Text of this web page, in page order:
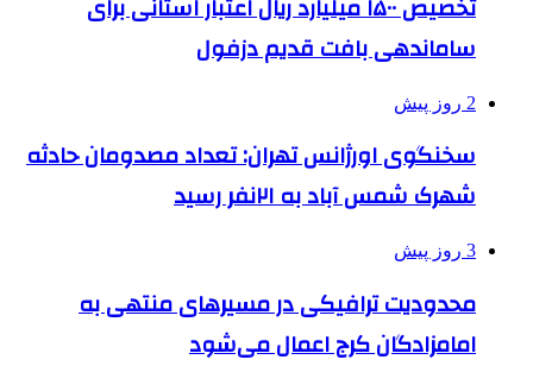
تخصیص ۱۵۰۰ میلیارد ریال اعتبار استانی برای
ساماندهی بافت قدیم دزفول
2 روز پیش
سخنگوی اورژانس تهران: تعداد مصدومان حادثه
شهرک شمس آباد به ۲۱نفر رسید
3 روز پیش
محدودیت ترافیکی در مسیرهای منتهی به
امامزادگان کرج اعمال می‌شود